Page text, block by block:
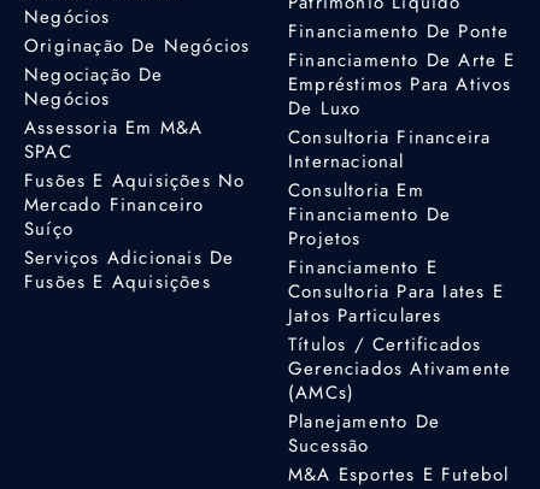
Negócios
Originação De Negócios
Negociação De
Negócios
Assessoria Em M&A
SPAC
Fusões E Aquisições No
Mercado Financeiro
Suíço
Serviços Adicionais De
Fusões E Aquisições
Financiamento De Ponte
Financiamento De Arte E
Empréstimos Para Ativos
De Luxo
Consultoria Financeira
Internacional
Consultoria Em
Financiamento De
Projetos
Financiamento E
Consultoria Para Iates E
Jatos Particulares
Títulos / Certificados
Gerenciados Ativamente
(AMCs)
Planejamento De
Sucessão
M&A Esportes E Futebol